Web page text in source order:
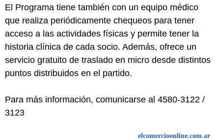
El Programa tiene también con un equipo médico
que realiza periódicamente chequeos para tener
acceso a las actividades físicas y permite tener la
historia clínica de cada socio. Además, ofrece un
servicio gratuito de traslado en micro desde distintos
puntos distribuidos en el partido.
Para más información, comunicarse al 4580-3122 /
3123
elcomercioonline.com.ar